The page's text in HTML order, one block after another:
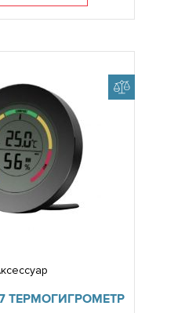
ТЕРМОГИГРОМЕТР